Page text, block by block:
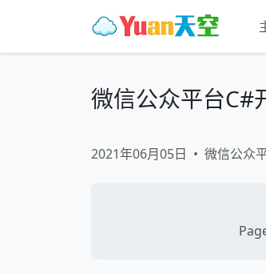
微信公众平台C#
2021年06月05日 • 微信公众